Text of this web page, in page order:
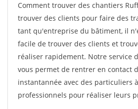
Comment trouver des chantiers
trouver des clients pour faire des
tant qu'entreprise du bâtiment, il
facile de trouver des clients et
réaliser rapidement. Notre service
vous permet de rentrer en contact
instantannée avec des particuliers
professionnels pour réaliser leurs